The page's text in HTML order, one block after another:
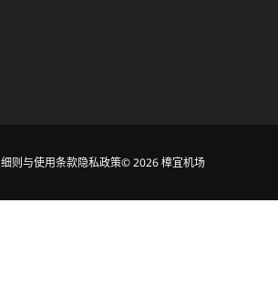
细则与使用条款隐私政策© 2026 樟宜机场